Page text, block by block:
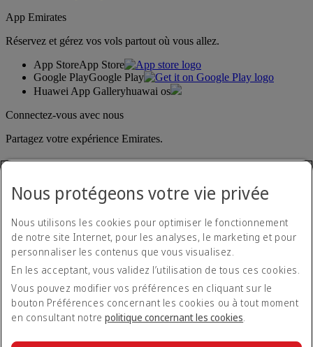
App Emirates
Réservez et gérez vos vols partout où vous allez.
App StoreApp Store
Google PlayGoogle Play
Huawei App Galleryhuawai os
Connectez-vous avec nous
Partagez votre expérience Emirates.
Déclaration d'accessibilité
Nous contacter
Politique de confidentialité
Conditions générales
Politique en matière de cookies
Cyber-sécurité
Nous protégeons votre vie privée
Nous utilisons les cookies pour optimiser le fonctionnement
de notre site Internet, pour les analyses, le marketing et pour
personnaliser les contenus que vous visualisez.
En les acceptant, vous validez l’utilisation de tous ces cookies.
Vous pouvez modifier vos préférences en cliquant sur le
bouton Préférences concernant les cookies ou à tout moment
en consultant notrepolitique concernant les cookies.